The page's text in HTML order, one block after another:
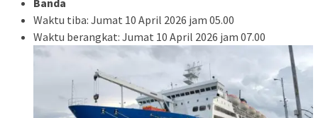
Waktu tiba: Jumat 10 April 2026 jam 05.00
Waktu berangkat: Jumat 10 April 2026 jam 07.00